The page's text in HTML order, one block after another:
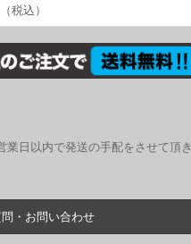
税込）
日以内で発送の手配をさせて頂き
・お問い合わせ